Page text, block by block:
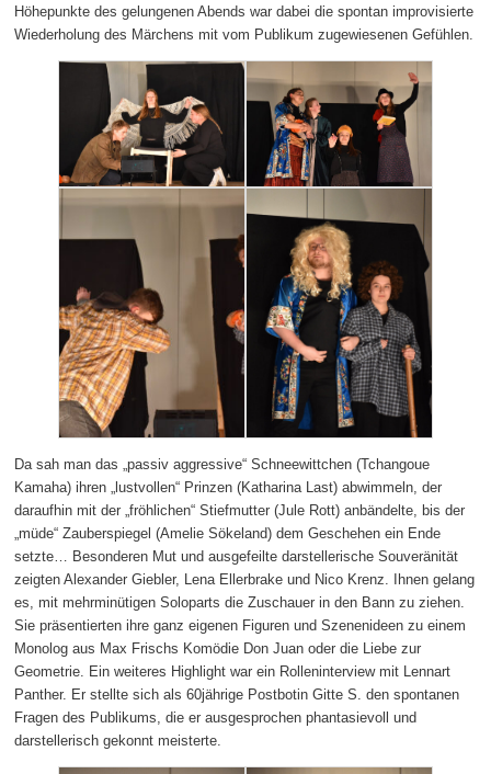
Höhepunkte des gelungenen Abends war dabei die spontan improvisierte
Wiederholung des Märchens mit vom Publikum zugewiesenen Gefühlen.
Da sah man das „passiv aggressive“ Schneewittchen (Tchangoue
Kamaha) ihren „lustvollen“ Prinzen (Katharina Last) abwimmeln, der
daraufhin mit der „fröhlichen“ Stiefmutter (Jule Rott) anbändelte, bis der
„müde“ Zauberspiegel (Amelie Sökeland) dem Geschehen ein Ende
setzte… Besonderen Mut und ausgefeilte darstellerische Souveränität
zeigten Alexander Giebler, Lena Ellerbrake und Nico Krenz. Ihnen gelang
es, mit mehrminütigen Soloparts die Zuschauer in den Bann zu ziehen.
Sie präsentierten ihre ganz eigenen Figuren und Szenenideen zu einem
Monolog aus Max Frischs Komödie Don Juan oder die Liebe zur
Geometrie. Ein weiteres Highlight war ein Rolleninterview mit Lennart
Panther. Er stellte sich als 60jährige Postbotin Gitte S. den spontanen
Fragen des Publikums, die er ausgesprochen phantasievoll und
darstellerisch gekonnt meisterte.